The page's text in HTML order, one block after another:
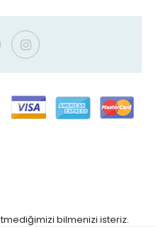
bilmenizi isteriz.